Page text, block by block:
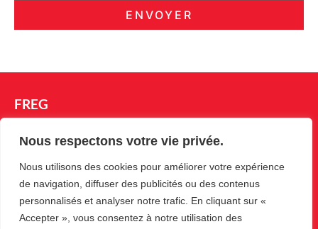
Nous respectons votre vie privée.
Nous utilisons des cookies pour améliorer votre expérience
de navigation, diffuser des publicités ou des contenus
personnalisés et analyser notre trafic. En cliquant sur «
Accepter », vous consentez à notre utilisation des
ENVOYER
FREG
des accès depuis 1988.
Menu
Nos produits